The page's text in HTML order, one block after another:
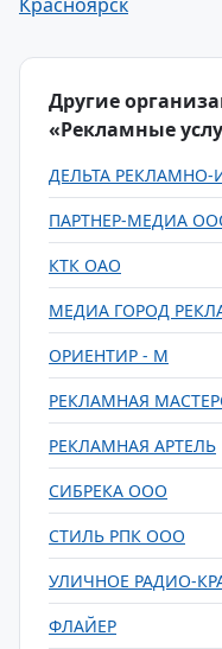
Другие
«Рекламные
ДЕЛЬТА
ПАРТНЕР-МЕДИА
КТК ОАО
МЕДИА ГОРОД
ОРИЕНТИР - М
РЕКЛАМНАЯ
РЕКЛАМНАЯ АРТЕЛЬ
СИБРЕКА ООО
СТИЛЬ РПК ООО
УЛИЧНОЕ РАДИО-
ФЛАЙЕР